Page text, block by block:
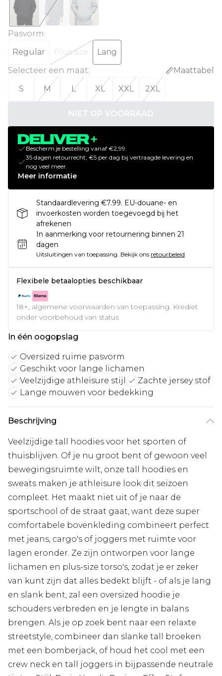
Pasvorm:
Regular
Plus size
Lang
Selecteer een maat:
Maattabel
S
M L XL XXL 2XL
NIET OP VOORRAAD
Bescherm je bestelling vanaf €2,99.
35 dagen retourrecht, €5 per dag bij vertraagde levering en
nog veel meer.
Meer informatie
Standaardlevering €7.99. EU-douane- en
invoerkosten worden toegevoegd bij het
afrekenen
In aanmerking voor retournering binnen 21
dagen
Uitsluitingen van toepassing. Bekijk ons retourbeleid
Flexibele betaalopties beschikbaar
18+, algemene voorwaarden van toepassing. Krediet
onder voorbehoud van status
In één oogopslag
Oversized ruime pasvorm
Geschikt voor lange lichamen
Veelzijdige athleisure stijl
Zachte jersey stof
Lange mouwen voor bedekking
Beschrijving
Veelzijdige tall hoodies voor het sporten of
thuisblijven. Of je nu groot bent of gewoon veel
bewegingsruimte wilt, onze tall hoodies en
sweats maken je athleisure look dit seizoen
compleet. Het maakt niet uit of je naar de
sportschool of de straat gaat, want deze super
comfortabele bovenkleding combineert perfect
met jeans, cargo's of joggers met ruimte voor
lagen eronder. Ze zijn ontworpen voor lange
lichamen en plus-size torso's, zodat je er zeker
van kunt zijn dat alles bedekt blijft - of als je lang
en slank bent, zal een oversized hoodie je
schouders verbreden en je lengte in balans
brengen. Als je op zoek bent naar een relaxte
streetstyle, combineer dan slanke tall broeken
met een bomberjack, of houd het cool met een
crew neck en tall joggers in bijpassende neutrale